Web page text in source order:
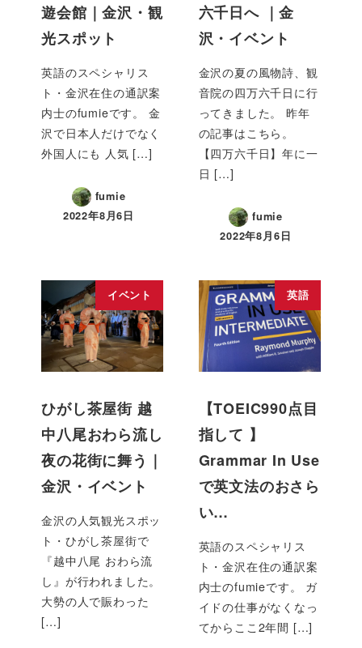
遊会館｜金沢・観
光スポット
英語のスペシャリス
ト・金沢在住の通訳案
内士のfumieです。 金
沢で日本人だけでなく
外国人にも 人気 […]
fumie
2022年8月6日
六千日へ ｜金
沢・イベント
金沢の夏の風物詩、観
音院の四万六千日に行
ってきました。 昨年
の記事はこちら。
【四万六千日】年に一
日 […]
fumie
2022年8月6日
イベント
ひがし茶屋街 越
中八尾おわら流し
夜の花街に舞う｜
金沢・イベント
金沢の人気観光スポッ
ト・ひがし茶屋街で
『越中八尾 おわら流
し』が行われました。
大勢の人で賑わった
[…]
英語
【TOEIC990点目
指して 】
Grammar In Use
で英文法のおさら
い…
英語のスペシャリス
ト・金沢在住の通訳案
内士のfumieです。 ガ
イドの仕事がなくなっ
てからここ2年間 […]